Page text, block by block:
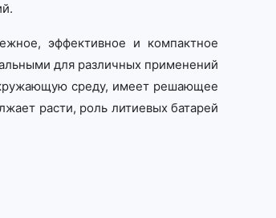
эффективное и компактное
для различных применений
среду, имеет решающее
расти, роль литиевых батарей